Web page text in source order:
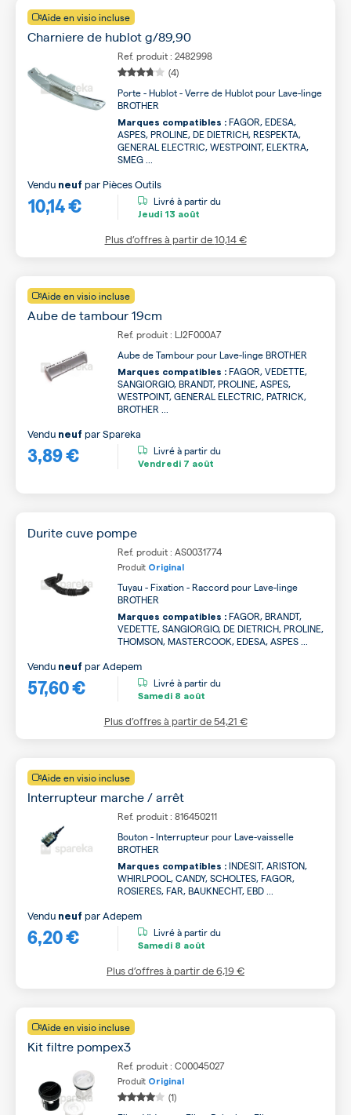
Aide en visio incluse
Charniere de hublot g/89,90
Ref. produit : 2482998
(4)
Porte - Hublot - Verre de Hublot pour Lave-linge
BROTHER
Marques compatibles : FAGOR, EDESA,
ASPES, PROLINE, DE DIETRICH, RESPEKTA,
GENERAL ELECTRIC, WESTPOINT, ELEKTRA,
SMEG ...
10,14 €
Vendu neuf par Pièces Outils
Livré à partir du
Jeudi 13 août
Plus d’offres à partir de10,14 €
Aide en visio incluse
Aube de tambour 19cm
Ref. produit : LJ2F000A7
Aube de Tambour pour Lave-linge BROTHER
Marques compatibles : FAGOR, VEDETTE,
SANGIORGIO, BRANDT, PROLINE, ASPES,
WESTPOINT, GENERAL ELECTRIC, PATRICK,
BROTHER ...
3,89 €
Vendu neuf parSpareka
Livré à partir du
Vendredi 7 août
Durite cuve pompe
Ref. produit : AS0031774
Produit Original
Tuyau - Fixation - Raccord pour Lave-linge
BROTHER
Marques compatibles : FAGOR, BRANDT,
VEDETTE, SANGIORGIO, DE DIETRICH, PROLINE,
THOMSON, MASTERCOOK, EDESA, ASPES ...
57,60 €
Vendu neuf parAdepem
Livré à partir du
Samedi 8 août
Plus d’offres à partir de54,21 €
Aide en visio incluse
Interrupteur marche / arrêt
Ref. produit : 816450211
Bouton - Interrupteur pour Lave-vaisselle
BROTHER
Marques compatibles : INDESIT, ARISTON,
WHIRLPOOL, CANDY, SCHOLTES, FAGOR,
ROSIERES, FAR, BAUKNECHT, EBD ...
6,20 €
Vendu neuf parAdepem
Livré à partir du
Samedi 8 août
Plus d’offres à partir de6,19 €
Aide en visio incluse
Kit filtre pompex3
Ref. produit : C00045027
Produit Original
(1)